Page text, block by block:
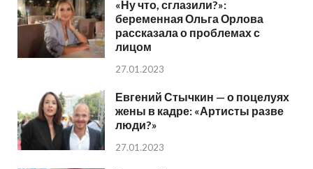
«Ну что, сглазили?»:
беременная Ольга Орлова
рассказала о проблемах с
лицом
27.01.2023
Евгений Стычкин — о поцелуях
жены в кадре: «Артисты разве
люди?»
27.01.2023